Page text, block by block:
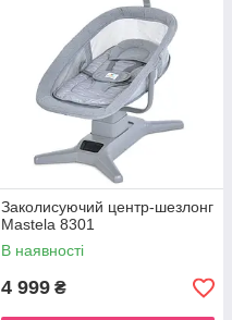
Заколисуючий центр-шезлонг
Mastela 8301
В наявності
4 999 ₴